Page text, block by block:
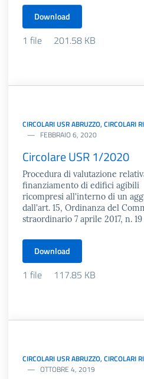
Download
1 file 201.58 KB
CIRCOLARI USR ABRUZZO, CIRCOLARI
FEBBRAIO 6, 2020
Circolare USR 1/2020
Procedura di valutazione
finanziamento di edifici agibili
ricompresi all'interno di un
dall'art. 15, Ordinanza del
straordinario 7 aprile 2017, n.
Download
1 file 117.85 KB
CIRCOLARI USR ABRUZZO, CIRCOLARI
OTTOBRE 4, 2019